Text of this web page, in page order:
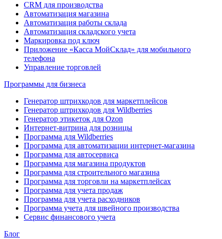
CRM для производства
Автоматизация магазина
Автоматизация работы склада
Автоматизация складского учета
Маркировка под ключ
Приложение «Касса МойСклад» для мобильного
телефона
Управление торговлей
Программы для бизнеса
Генератор штрихкодов для маркетплейсов
Генератор штрихкодов для Wildberries
Генератор этикеток для Ozon
Интернет-витрина для розницы
Программа для Wildberries
Программа для автоматизации интернет-магазина
Программа для автосервиса
Программа для магазина продуктов
Программа для строительного магазина
Программа для торговли на маркетплейсах
Программа для учета продаж
Программа для учета расходников
Программа учета для швейного производства
Сервис финансового учета
Блог